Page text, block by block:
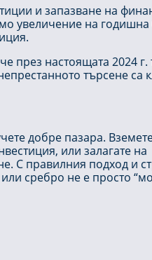
и запазване на
увеличение на годишна
през настоящата 2024
търсене са
добре пазара.
или залагате на
С правилния подход и
сребро не е просто